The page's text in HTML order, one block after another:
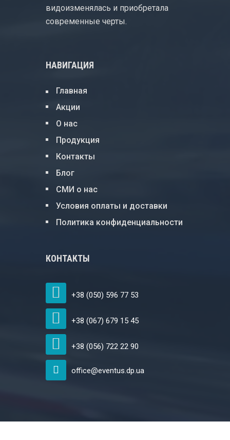
видоизменялась и приобретала
современные черты.
НАВИГАЦИЯ
Главная
Акции
О нас
Продукция
Контакты
Блог
СМИ о нас
Условия оплаты и доставки
Политика конфиденциальности
КОНТАКТЫ
+38 (050) 596 77 53
+38 (067) 679 15 45
+38 (056) 722 22 90
office@eventus.dp.ua